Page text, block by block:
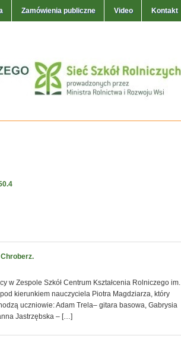
Zamówienia publiczne Video Kontakt
w Zespole Szkół Centrum Kształcenia Rolniczego im.
kierunkiem nauczyciela Piotra Magdziarza, który
uczniowie: Adam Trela– gitara basowa, Gabrysia
Jastrzębska – […]